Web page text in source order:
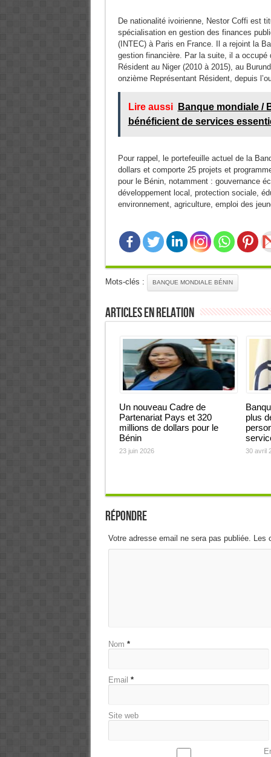
De nationalité ivoirienne, Nestor Coffi est
spécialisation en gestion des finances
(INTEC) à Paris en France. Il a rejoint la
gestion financière. Par la suite, il a
Résident au Niger (2010 à 2015), au
onzième Représentant Résident, depuis
Lire aussi
Banque mondiale /
bénéficient de services
Pour rappel, le portefeuille actuel de la
dollars et comporte 25 projets et
pour le Bénin, notamment : gouvernance
développement local, protection sociale,
environnement, agriculture, emploi des
Mots-clés : BANQUE MONDIALE BÉNIN
Articles en relation
Un nouveau Cadre de
Partenariat Pays et 320
millions de dollars pour le
Bénin
23 juin 2026
plus
30 avril
Répondre
Votre adresse email ne sera pas publiée.
Nom *
Email *
Site web